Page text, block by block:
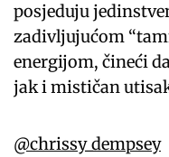
posjeduju
zadivljujućom
energijom, čineći
jak i mističan
@chrissy_dempsey